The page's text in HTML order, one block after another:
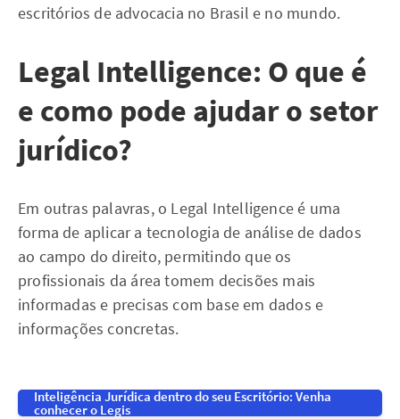
escritórios de advocacia no Brasil e no mundo.
Legal Intelligence: O que é
e como pode ajudar o setor
jurídico?
Em outras palavras, o Legal Intelligence é uma
forma de aplicar a tecnologia de análise de dados
ao campo do direito, permitindo que os
profissionais da área tomem decisões mais
informadas e precisas com base em dados e
informações concretas.
Inteligência Jurídica dentro do seu Escritório: Venha
conhecer o Legis